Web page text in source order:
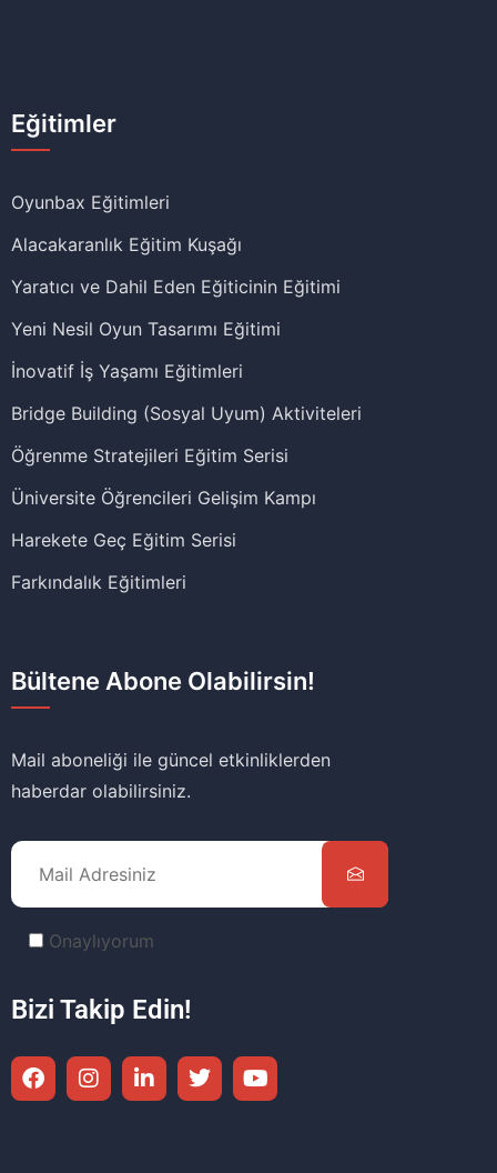
Eğitimler
Oyunbax Eğitimleri
Alacakaranlık Eğitim Kuşağı
Yaratıcı ve Dahil Eden Eğiticinin Eğitimi
Yeni Nesil Oyun Tasarımı Eğitimi
İnovatif İş Yaşamı Eğitimleri
Bridge Building (Sosyal Uyum) Aktiviteleri
Öğrenme Stratejileri Eğitim Serisi
Üniversite Öğrencileri Gelişim Kampı
Harekete Geç Eğitim Serisi
Farkındalık Eğitimleri
Bültene Abone Olabilirsin!
Mail aboneliği ile güncel etkinliklerden
haberdar olabilirsiniz.
Onaylıyorum
Bizi Takip Edin!